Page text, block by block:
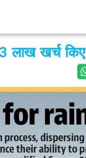
लाख खर्च किए